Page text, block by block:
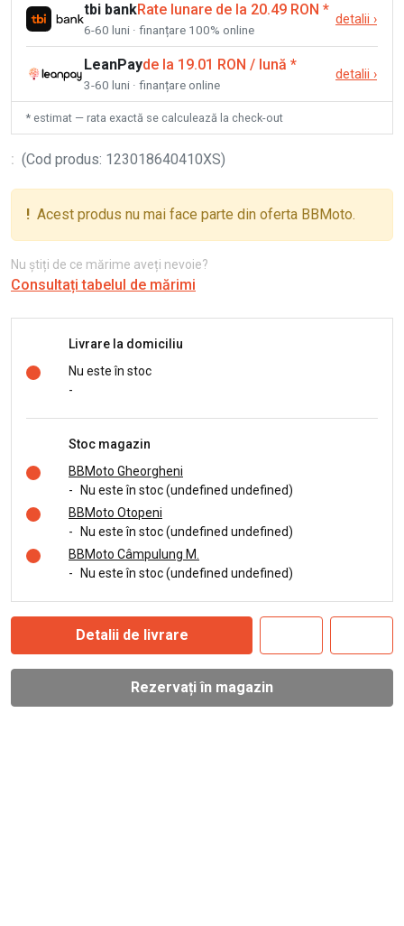
tbi bankRate lunare de la 20.49 RON *
6-60 luni · finanțare 100% online
detalii ›
LeanPayde la 19.01 RON / lună *
3-60 luni · finanțare online
detalii ›
* estimat — rata exactă se calculează la check-out
: (Cod produs: 123018640410XS)
! Acest produs nu mai face parte din oferta BBMoto.
Nu știți de ce mărime aveți nevoie?
Consultați tabelul de mărimi
Livrare la domiciliu
Nu este în stoc
-
Stoc magazin
BBMoto Gheorgheni
-
Nu este în stoc (undefined undefined)
BBMoto Otopeni
-
Nu este în stoc (undefined undefined)
BBMoto Câmpulung M.
-
Nu este în stoc (undefined undefined)
Detalii de livrare
Rezervați în magazin